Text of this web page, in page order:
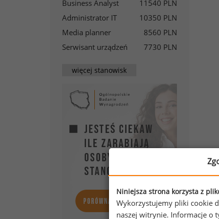
Business Analyst
11540 PLN
Administrator IT
10350 PLN
Media planner
8560 PLN
Serwisant urządzeń
7730 PLN
więcej stanowisk
Niniejsza strona korzysta z
Wykorzystujemy pliki cookie
naszej witrynie. Informacje o